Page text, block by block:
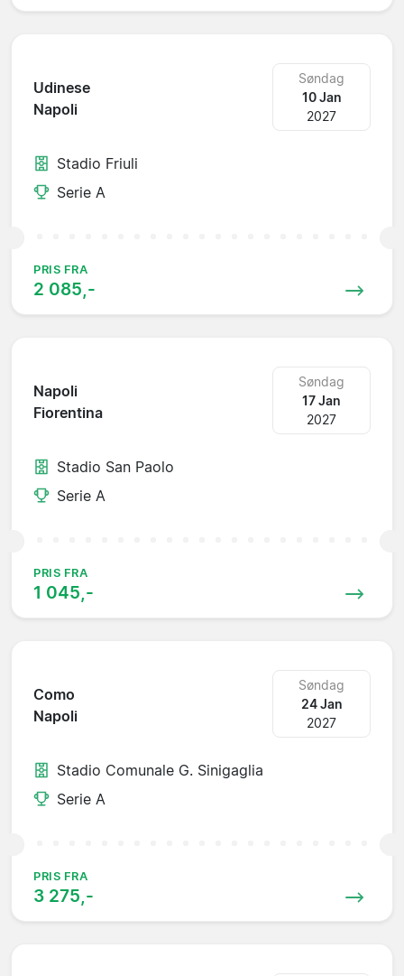
Udinese
Napoli
Søndag
10 Jan
2027
Stadio Friuli
Serie A
PRIS FRA
2 085,-
Napoli
Fiorentina
Søndag
17 Jan
2027
Stadio San Paolo
Serie A
PRIS FRA
1 045,-
Como
Napoli
Søndag
24 Jan
2027
Stadio Comunale G. Sinigaglia
Serie A
PRIS FRA
3 275,-